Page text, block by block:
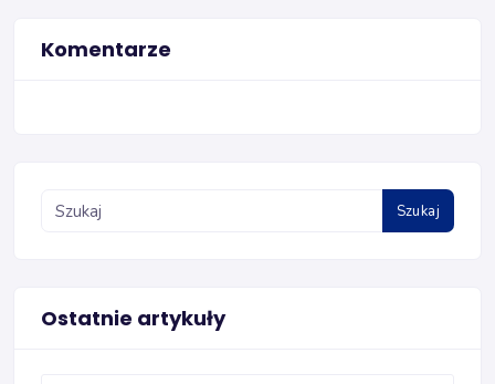
Komentarze
Szukaj
Ostatnie artykuły